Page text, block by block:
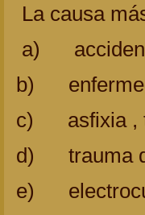
La causa
a)
b)
c) asfixia ,
d) trauma
e)